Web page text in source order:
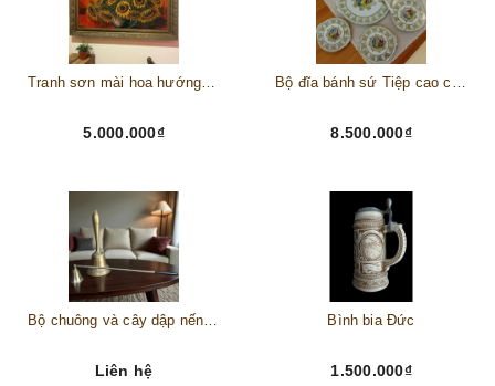
Tranh sơn mài hoa hướng dương châu Âu
5.000.000₫
Bộ đĩa bánh sứ Tiệp cao cấp – Biểu tượng tinh tế cho bàn tiệc thượng lưu
8.500.000₫
Bộ chuông và cây dập nến đồng
Liên hệ
Bình bia Đức
1.500.000₫